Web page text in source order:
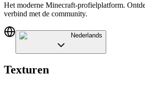
Het moderne Minecraft-profielplatform.
verbind met de community.
Nederlands
Texturen